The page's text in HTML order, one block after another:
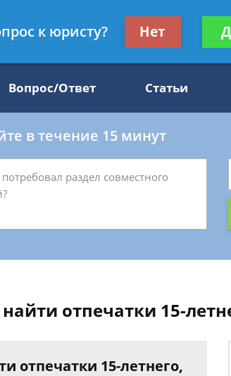
Получите
Вопрос/Ответ Статьи
в течение 15 минут
отпечатки 15-
отпечатки 15-летнего,
к юристу? Нет